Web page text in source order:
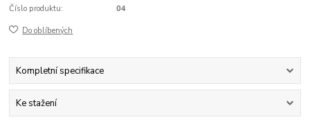
Číslo produktu: 04
Do oblíbených
Kompletní specifikace
Ke stažení